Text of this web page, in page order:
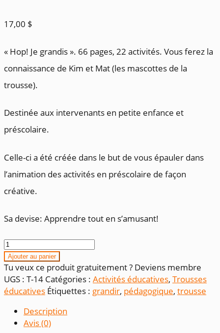
17,00 $
« Hop! Je grandis ». 66 pages, 22 activités. Vous ferez la
connaissance de Kim et Mat (les mascottes de la
trousse).
Destinée aux intervenants en petite enfance et
préscolaire.
Celle-ci a été créée dans le but de vous épauler dans
l’animation des activités en préscolaire de façon
créative.
Sa devise: Apprendre tout en s’amusant!
quantité
de
Je
grandis
Ajouter au panier
Tu veux ce produit gratuitement ? Deviens membre
UGS : T-14 Catégories : Activités éducatives, Trousses
éducatives Étiquettes : grandir, pédagogique, trousse
Description
Avis (0)